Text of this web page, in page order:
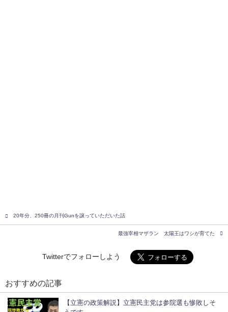
20年分、250冊の月刊Gunを譲っていただいた話
最強宰相マザラン 太陽王はワシが育てた
Twitterでフォローしよう
おすすめの記事
【立憲の政策解説】立憲民主党は参院選も惨敗しそ